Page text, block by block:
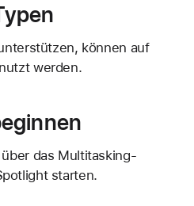
können auf
werden.
das Multitasking-
starten.